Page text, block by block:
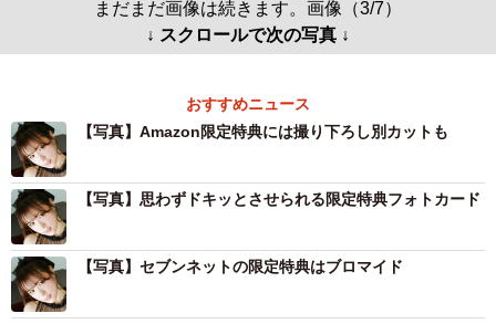
まだまだ画像は続きます。画像（3/7）
↓ スクロールで次の写真 ↓
おすすめニュース
【写真】Amazon限定特典には撮り下ろし別カットも
【写真】思わずドキッとさせられる限定特典フォトカード
【写真】セブンネットの限定特典はブロマイド